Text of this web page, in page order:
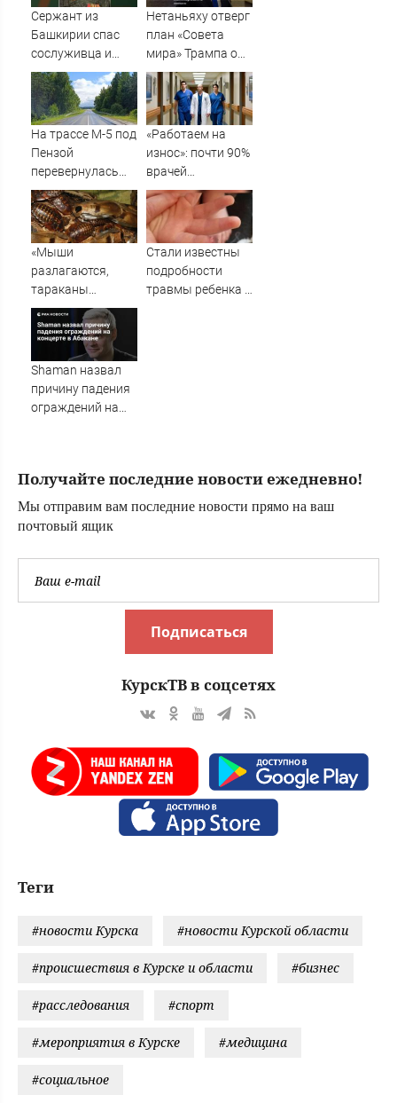
Сержант из
Башкирии спас
сослуживца и
получил ранение
в зоне СВО
Нетаньяху отверг
план «Совета
мира» Трампа о
выводе войск из
Газы
На трассе М-5 под
Пензой
перевернулась
фура - Столица58
«Работаем на
износ»: почти 90%
врачей
первичного звена
признались в
переработках —
62% спасаются
только так
«Мыши
разлагаются,
тараканы
ползают»: соседи
квартиры-
зоопарка
рассказали о
Стали известны
подробности
травмы ребенка в
Shaman назвал
причину падения
ограждений на
Получайте последние новости ежедневно!
Мы отправим вам последние новости прямо на ваш
почтовый ящик
Подписаться
КурскТВ в соцсетях
Теги
#новости Курска #новости Курской области
#происшествия в Курске и области #бизнес
#расследования #спорт
#мероприятия в Курске #медицина
#социальное